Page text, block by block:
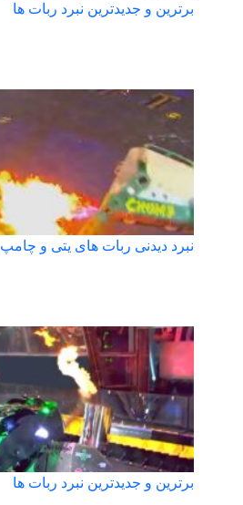
برترین و جدیدترین نبرد ربات ها
نبرد دیدنی ربات های یتی و چامپ
برترین و جدیدترین نبرد ربات ها